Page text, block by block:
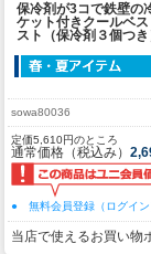
保冷剤が3コで鉄壁の
ケット付きクールベス
スト（保冷剤３個つ
sowa80036
定価5,610円のところ
通常価格（税込み）
● 無料会員登録（ログイ
当店で使えるお買い